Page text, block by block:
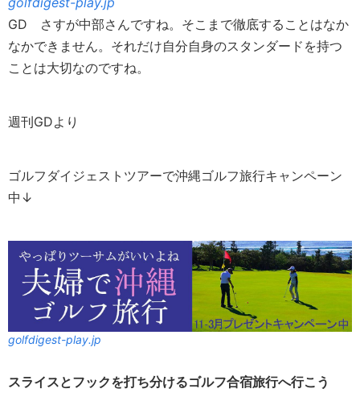
GD さすが中部さんですね。そこまで徹底することはなか
なかできません。それだけ自分自身のスタンダードを持つ
ことは大切なのですね。
週刊GDより
ゴルフダイジェストツアーで沖縄ゴルフ旅行キャンペーン
中↓
golfdigest-play.jp
スライスとフックを打ち分けるゴルフ合宿旅行へ行こう